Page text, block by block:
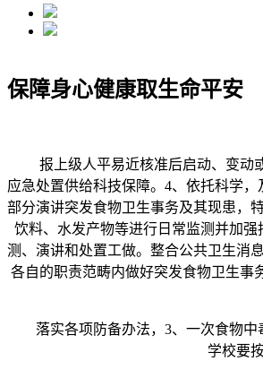
保障身心健康取生命平安
报上级人平易近核准后启动、变动或
应急处置供给科技保障。4、依托科学
部分演讲突发食物卫生事务及其现患，
饮料、水发产物等进行日常监测并加
测、演讲和处置工做。整合公共卫生消
各自的职责范畴内做好突发食物卫生
落实各项防备办法，3、一次食物中毒
学校要